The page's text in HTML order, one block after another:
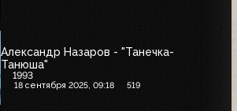
Александр Назаров - "Танечка-
Танюша"
1993
18 сентября 2025, 09:18 519